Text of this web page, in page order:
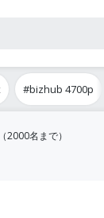
#bizhub 4700p
2000名まで）